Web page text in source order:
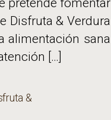
pretende fomentar
Disfruta & Verdura
alimentación sana
[…]
&